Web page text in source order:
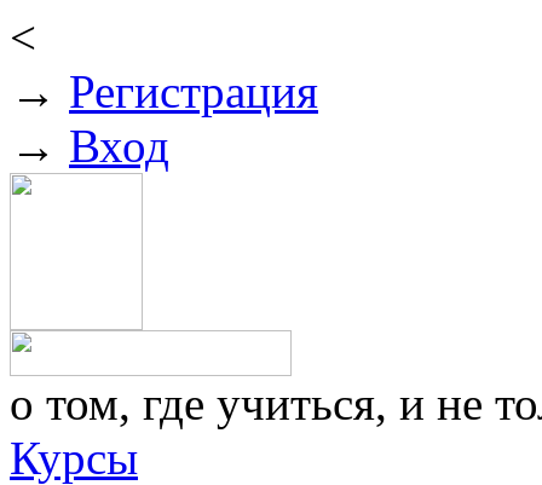
<
→ Регистрация
→ Вход
о том, где учиться, и не
Курсы